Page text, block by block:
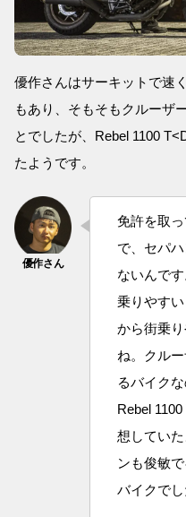
優作さんはサーキットで速
もあり、そもそもクルーザ
とでしたが、Rebel 1100
たようです。
免許を取
で、セパ
ないんで
乗りやす
から街乗
ね。クル
るバイク
Rebel
想してい
ンも俊敏
バイクでし